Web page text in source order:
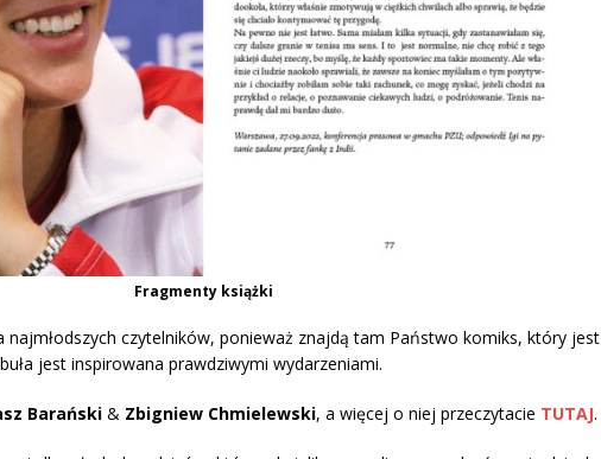
Fragmenty książki
najmłodszych czytelników, ponieważ znajdą tam Państwo komiks, który jest
jest inspirowana prawdziwymi wydarzeniami.
Barański & Zbigniew Chmielewski, a więcej o niej przeczytacie TUTAJ.